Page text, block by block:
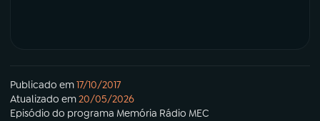
Publicado em17/10/2017
Atualizado em20/05/2026
Episódio do programa Memória Rádio MEC